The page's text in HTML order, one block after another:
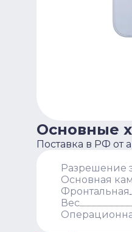
Основные
Поставка в РФ от
Разрешение
Основная
Фронтальная
Вес